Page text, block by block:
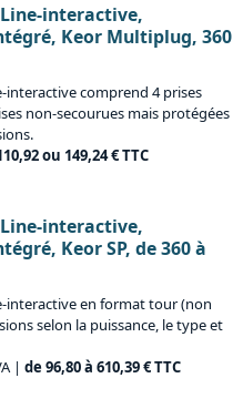
interactive,
Keor Multiplug, 360
interactive comprend 4 prises
non-secourues mais protégées
ou 149,24 € TTC
interactive,
Keor SP, de 360 à
interactive en format tour (non
selon la puissance, le type et
| de 96,80 à 610,39 € TTC